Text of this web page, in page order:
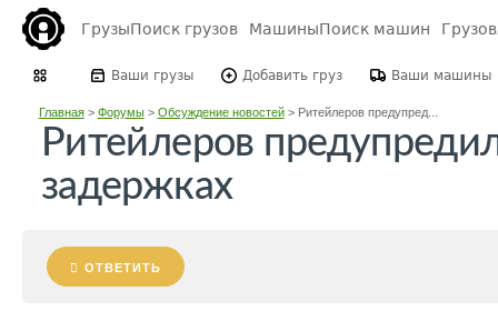
ГрузыПоиск грузов МашиныПоиск машин
Ваши грузы Добавить груз Ваши машины
Главная> Форумы> Обсуждение новостей> Ритейлеров предупред...
Ритейлеров
задержках
ОТВЕТИТЬ